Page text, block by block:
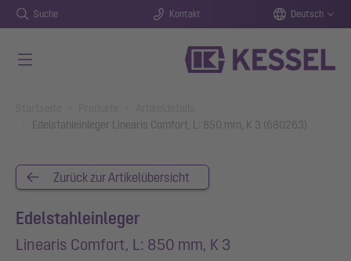
Suche Kontakt Deutsch
Edelstahleinleger Linearis Comfort, L: 850 mm, K 3 (680263)
Zurück zur Artikelübersicht
Edelstahleinleger
Linearis Comfort, L: 850 mm, K 3